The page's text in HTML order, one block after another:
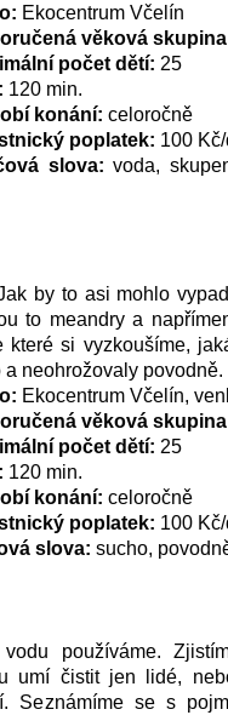
Ekocentrum Včelín
věková
počet dětí: 25
120 min.
konání: celoročně
poplatek: 100
slova: voda,
by to asi mohlo
to meandry a
které si vyzkoušíme,
neohrožovaly povodně.
Ekocentrum Včelín,
věková
počet dětí: 25
120 min.
konání: celoročně
poplatek: 100
slova: sucho,
používáme.
umí čistit jen lidé,
Seznámíme se s